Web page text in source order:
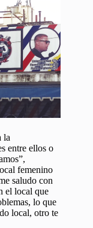
la
entre ellos o
femenino
saludo con
el local que
lo que
local, otro te